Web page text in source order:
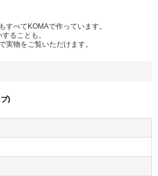
すべてKOMAで作っています。
ることも。
実物をご覧いただけます。
)